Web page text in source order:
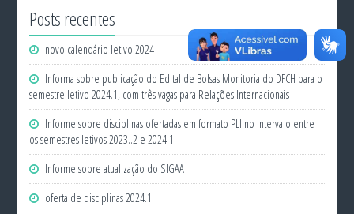
Posts recentes
novo calendário letivo 2024
Informa sobre publicação do Edital de Bolsas Monitoria do DFCH para o
semestre letivo 2024.1, com três vagas para Relações Internacionais
Informe sobre disciplinas ofertadas em formato PLI no intervalo entre
os semestres letivos 2023..2 e 2024.1
Informe sobre atualização do SIGAA
oferta de disciplinas 2024.1